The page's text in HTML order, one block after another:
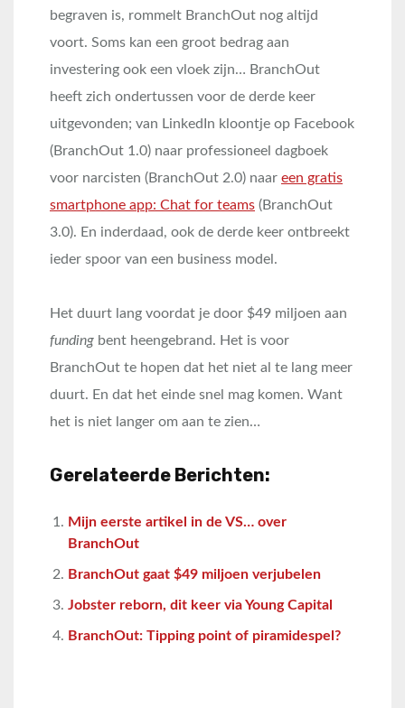
begraven is, rommelt BranchOut nog altijd
voort. Soms kan een groot bedrag aan
investering ook een vloek zijn… BranchOut
heeft zich ondertussen voor de derde keer
uitgevonden; van LinkedIn kloontje op Facebook
(BranchOut 1.0) naar professioneel dagboek
voor narcisten (BranchOut 2.0) naar een gratis
smartphone app: Chat for teams (BranchOut
3.0). En inderdaad, ook de derde keer ontbreekt
ieder spoor van een business model.
Het duurt lang voordat je door $49 miljoen aan
funding bent heengebrand. Het is voor
BranchOut te hopen dat het niet al te lang meer
duurt. En dat het einde snel mag komen. Want
het is niet langer om aan te zien…
Gerelateerde Berichten:
Mijn eerste artikel in de VS… over
BranchOut
BranchOut gaat $49 miljoen verjubelen
Jobster reborn, dit keer via Young Capital
BranchOut: Tipping point of piramidespel?